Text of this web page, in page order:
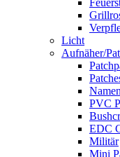
Licht
Aufnäher/
PVC
EDC
Militär
Mini